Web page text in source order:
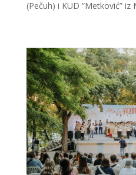
(Pečuh) i KUD “Metković” iz